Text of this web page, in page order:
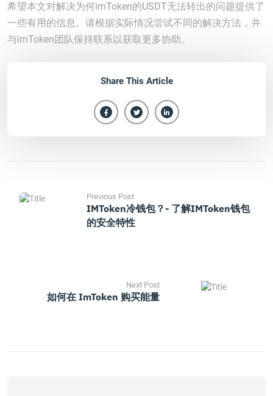
希望本文对解决为何imToken的USDT无法转出的问题提供了
一些有用的信息。请根据实际情况尝试不同的解决方法，并
与imToken团队保持联系以获取更多协助。
Share This Article
Previous Post
IMToken冷钱包？- 了解iMToken钱包
的安全特性
Next Post
如何在 ImToken 购买能量